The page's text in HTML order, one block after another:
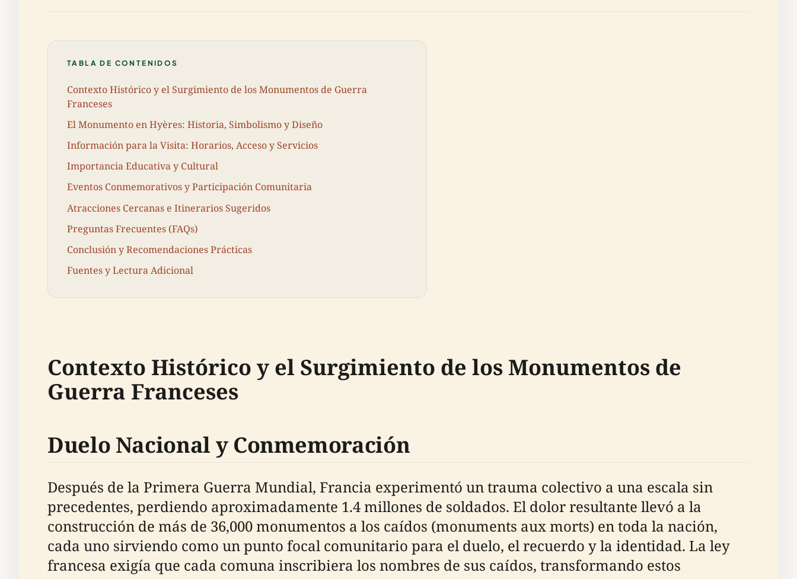
TABLA DE CONTENIDOS
Contexto Histórico y el Surgimiento de los Monumentos de Guerra
Franceses
El Monumento en Hyères: Historia, Simbolismo y Diseño
Información para la Visita: Horarios, Acceso y Servicios
Importancia Educativa y Cultural
Eventos Conmemorativos y Participación Comunitaria
Atracciones Cercanas e Itinerarios Sugeridos
Preguntas Frecuentes (FAQs)
Conclusión y Recomendaciones Prácticas
Fuentes y Lectura Adicional
Contexto Histórico y el Surgimiento de los Monumentos de
Guerra Franceses
Duelo Nacional y Conmemoración
Después de la Primera Guerra Mundial, Francia experimentó un trauma colectivo a una escala sin
precedentes, perdiendo aproximadamente 1.4 millones de soldados. El dolor resultante llevó a la
construcción de más de 36,000 monumentos a los caídos (monuments aux morts) en toda la nación,
cada uno sirviendo como un punto focal comunitario para el duelo, el recuerdo y la identidad. La ley
francesa exigía que cada comuna inscribiera los nombres de sus caídos, transformando estos